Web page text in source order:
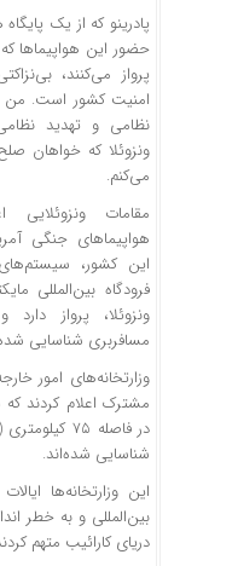
پادرینو که از یک
حضور این هواپیماها
پرواز می‌کنند،
امنیت کشور است. من
نظامی و تهدید
ونزوئلا که خواهان
می‌کنم.
مقامات
هواپیماهای جنگی
این کشور،
فرودگاه بین‌المللی
ونزوئلا، پرواز
مسافربری شناسایی
وزارتخانه‌های امور
مشترک اعلام کردند
شناسایی شده‌اند.
این وزارتخانه‌ها
بین‌المللی و به خطر
دریای کارائیب متهم